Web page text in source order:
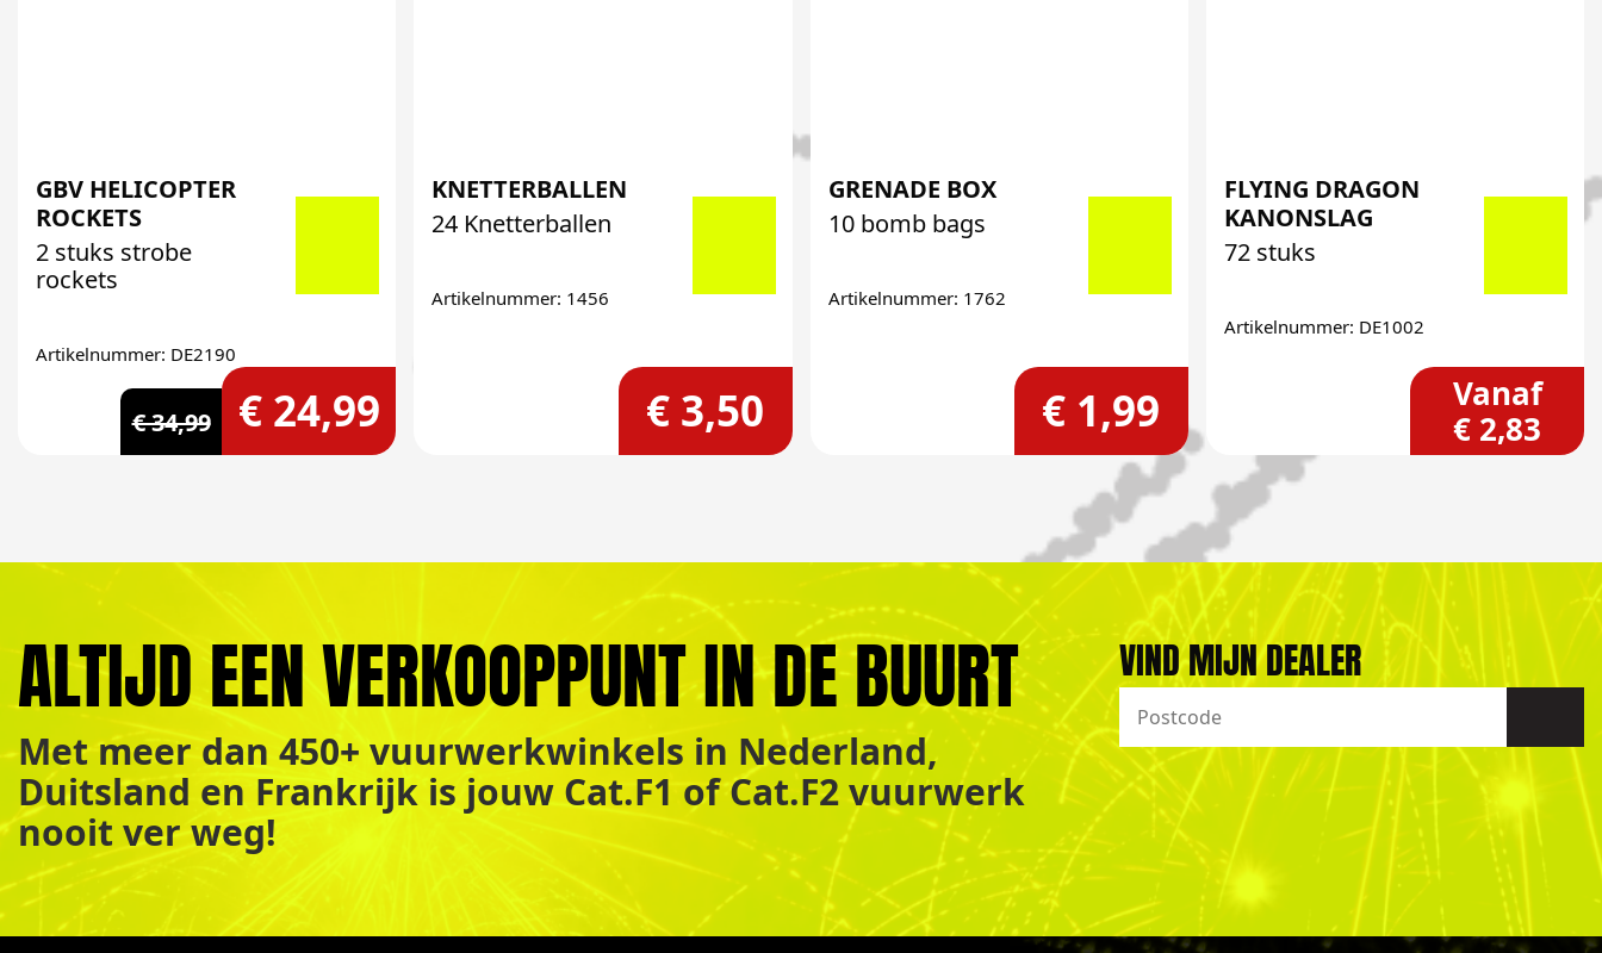
GBV HELICOPTER
ROCKETS
2 stuks strobe
rockets
Artikelnummer: DE2190
€ 34,99 € 24,99
KNETTERBALLEN
24 Knetterballen
Artikelnummer: 1456
€ 3,50
GRENADE BOX
10 bomb bags
Artikelnummer: 1762
€ 1,99
FLYING DRAGON
KANONSLAG
72 stuks
Artikelnummer: DE1002
Vanaf
€ 2,83
ALTIJD EEN VERKOOPPUNT IN DE BUURT
Met meer dan 450+ vuurwerkwinkels in Nederland,
Duitsland en Frankrijk is jouw Cat.F1 of Cat.F2 vuurwerk
nooit ver weg!
VIND MIJN DEALER